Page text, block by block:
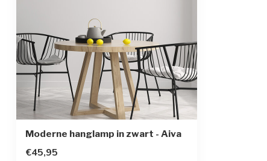
Sensor
Moderne hanglamp in zwart - Aiva
€45,95